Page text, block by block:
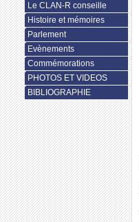
Le CLAN-R conseille
Histoire et mémoires
Parlement
Evènements
Commémorations
PHOTOS ET VIDEOS
BIBLIOGRAPHIE